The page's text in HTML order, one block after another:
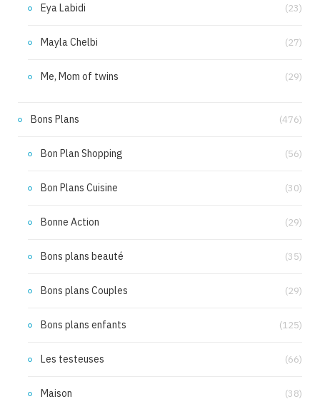
Eya Labidi (23)
Mayla Chelbi (27)
Me, Mom of twins (29)
Bons Plans (476)
Bon Plan Shopping (56)
Bon Plans Cuisine (30)
Bonne Action (29)
Bons plans beauté (35)
Bons plans Couples (29)
Bons plans enfants (125)
Les testeuses (66)
Maison (38)